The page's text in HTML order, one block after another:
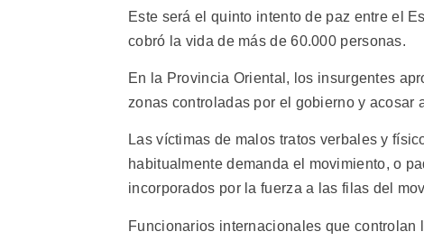
Este será el quinto intento de paz entre el
cobró la vida de más de 60.000 personas.
En la Provincia Oriental, los insurgentes
zonas controladas por el gobierno y
Las víctimas de malos tratos verbales y
habitualmente demanda el movimiento, o
incorporados por la fuerza a las filas del
Funcionarios internacionales que